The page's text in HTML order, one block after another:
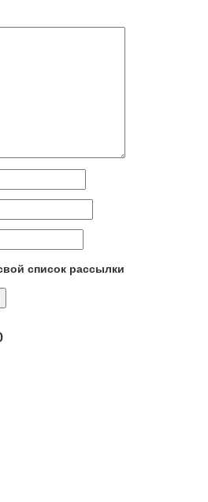
список рассылки